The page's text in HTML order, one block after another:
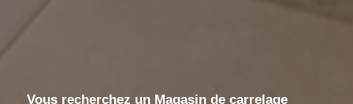
Vous recherchez un Magasin de carrelage